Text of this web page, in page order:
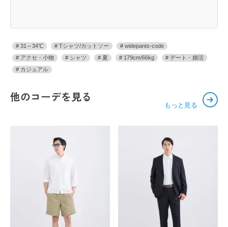
31～34℃ Tシャツ/カットソー
widepants-code
アクセ・小物
シャツ 夏 179cm/66kg
デート・婚活
カジュアル
他のコーデを見る
もっと見る